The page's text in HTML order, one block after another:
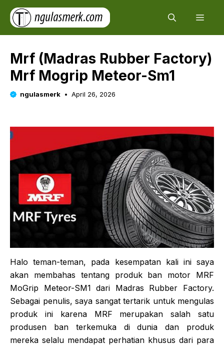
Skip
content
Mrf (Madras Rubber Factory)
Mrf Mogrip Meteor-Sm1
ngulasmerk April 26, 2026
Halo teman-teman, pada kesempatan kali ini saya
akan membahas tentang produk ban motor MRF
MoGrip Meteor-SM1 dari Madras Rubber Factory.
Sebagai penulis, saya sangat tertarik untuk mengulas
produk ini karena MRF merupakan salah satu
produsen ban terkemuka di dunia dan produk
mereka selalu mendapat perhatian khusus dari para